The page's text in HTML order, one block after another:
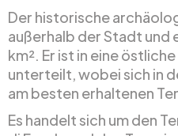
Der historische
außerhalb der Stadt und
km². Er ist in eine
unterteilt, wobei sich in
am besten erhaltenen
Es handelt sich um den